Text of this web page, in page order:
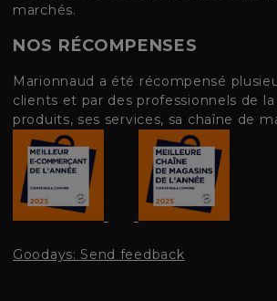
marchés.
NOS RÉCOMPENSES
Marionnaud a été récompensé
clients et par des professionnels de
produits, ses services, sa chaîne de
Goodays: Send feedback